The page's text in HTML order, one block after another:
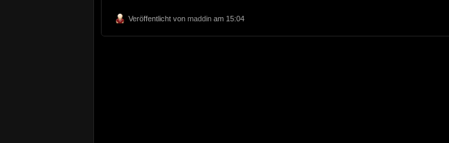
Veröffentlicht von maddin am 15:04